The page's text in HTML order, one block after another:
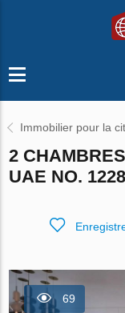
Immobilier pour la
2
UAE NO.
69